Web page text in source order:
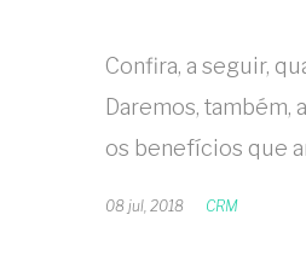
Confira, a seguir,
Daremos,
os benefícios que
08 jul, 2018 CRM